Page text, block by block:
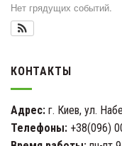
Нет грядущих событий.
КОНТАКТЫ
Адрес: г. Киев, ул.
Телефоны: +38(096)